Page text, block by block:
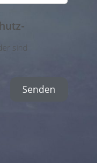
sind
Senden